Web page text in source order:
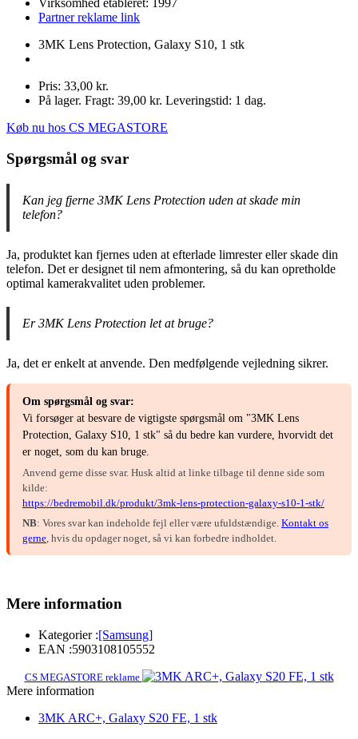
Virksomhed etableret: 1997
Partner reklame link
3MK Lens Protection, Galaxy S10, 1 stk
Pris: 33,00 kr.
På lager. Fragt: 39,00 kr. Leveringstid: 1 dag.
Køb nu hos CS MEGASTORE
Spørgsmål og svar
Kan jeg fjerne 3MK Lens Protection uden at skade min
telefon?
Ja, produktet kan fjernes uden at efterlade limrester eller skade din
telefon. Det er designet til nem afmontering, så du kan opretholde
optimal kamerakvalitet uden problemer.
Er 3MK Lens Protection let at bruge?
Ja, det er enkelt at anvende. Den medfølgende vejledning sikrer.
Om spørgsmål og svar:
Vi forsøger at besvare de vigtigste spørgsmål om "3MK Lens
Protection, Galaxy S10, 1 stk" så du bedre kan vurdere, hvorvidt det
er noget, som du kan bruge.
Anvend gerne disse svar. Husk altid at linke tilbage til denne side som
kilde:
https://bedremobil.dk/produkt/3mk-lens-protection-galaxy-s10-1-stk/
NB: Vores svar kan indeholde fejl eller være ufuldstændige. Kontakt os
gerne, hvis du opdager noget, så vi kan forbedre indholdet.
Mere information
Kategorier :[Samsung]
EAN :5903108105552
CS MEGASTORE reklame
Mere information
3MK ARC+, Galaxy S20 FE, 1 stk